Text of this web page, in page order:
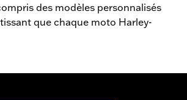
des modèles personnalisés
que chaque moto Harley-